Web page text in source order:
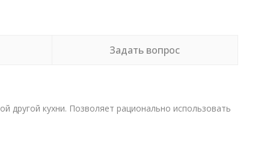
Задать вопрос
другой кухни. Позволяет рационально использовать